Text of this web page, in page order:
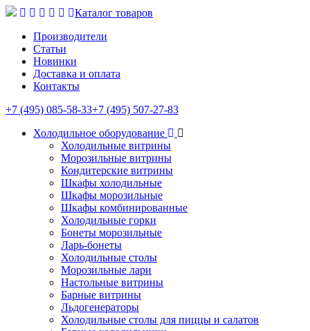
Каталог товаров
Производители
Статьи
Новинки
Доставка и оплата
Контакты
+7 (495) 085-58-33+7 (495) 507-27-83
Холодильное оборудование
Холодильные витрины
Морозильные витрины
Кондитерские витрины
Шкафы холодильные
Шкафы морозильные
Шкафы комбинированные
Холодильные горки
Бонеты морозильные
Ларь-бонеты
Холодильные столы
Морозильные лари
Настольные витрины
Барные витрины
Льдогенераторы
Холодильные столы для пиццы и салатов